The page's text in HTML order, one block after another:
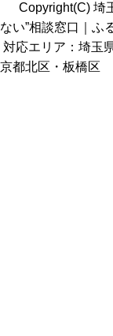
Copyright(C) 埼玉
ない”相談窓口｜ふ
対応エリア：埼玉
京都北区・板橋区